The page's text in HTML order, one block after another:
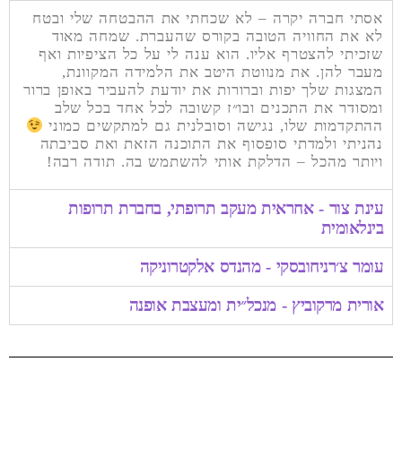
אסתי חברה יקרה – לא שכחתי את ההבטחה שלי ובטח
לא את החוויה הטובה בקורס שהעברת. שמחה מאוד
שזכיתי להצטרף אליו. הוא ענה לי על כל הציפיות ואף
מעבר להן. את מנווטת היטב את הלמידה המקוונת,
המצגות שלך יפות וברורות את יודעת להעביר באופן ברור
ומסודר את התכנים ובו״ז קשובה לכל אחד בכל שלב
ההתקדמות שלו, נגישה וסובלנית גם למתקשים כמוני
נהניתי ולמדתי סופסוף את התוכנה הזאת ואת סביבתה
ויותר מהכל – הדלקת אותי להשתמש בה. תודה רבה!
עינת צור - אחראית מעקב תרופתי, בחברת תרופות
בינלאומית
עומר צ׳רניחובסקי - מהנדס אלקטרוניקה
אורית מרקוביץ - מנכל״ית ומעצבת אופנה